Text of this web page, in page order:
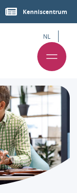
Kenniscentrum
NL